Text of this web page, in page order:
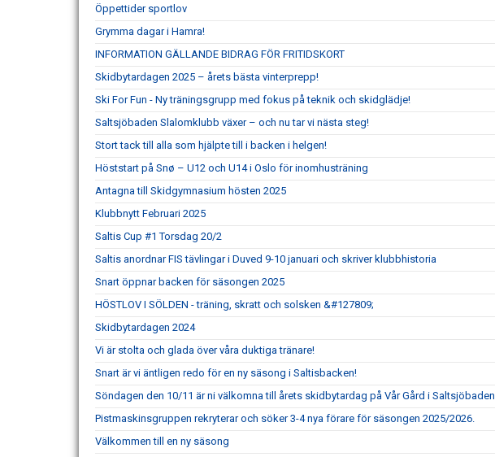
Öppettider sportlov
Grymma dagar i Hamra!
INFORMATION GÄLLANDE BIDRAG FÖR FRITIDSKORT
Skidbytardagen 2025 – årets bästa vinterprepp!
Ski For Fun - Ny träningsgrupp med fokus på teknik och skidglädje!
Saltsjöbaden Slalomklubb växer – och nu tar vi nästa steg!
Stort tack till alla som hjälpte till i backen i helgen!
Höststart på Snø – U12 och U14 i Oslo för inomhusträning
Antagna till Skidgymnasium hösten 2025
Klubbnytt Februari 2025
Saltis Cup #1 Torsdag 20/2
Saltis anordnar FIS tävlingar i Duved 9-10 januari och skriver klubbhistoria
Snart öppnar backen för säsongen 2025
HÖSTLOV I SÖLDEN - träning, skratt och solsken &#127809;
Skidbytardagen 2024
Vi är stolta och glada över våra duktiga tränare!
Snart är vi äntligen redo för en ny säsong i Saltisbacken!
Söndagen den 10/11 är ni välkomna till årets skidbytardag på Vår Gård i Saltsjöbaden
Pistmaskinsgruppen rekryterar och söker 3-4 nya förare för säsongen 2025/2026.
Välkommen till en ny säsong